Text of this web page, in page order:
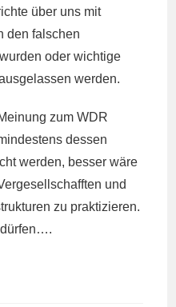
über uns mit
den falschen
oder wichtige
werden.
zum WDR
dessen
werden, besser wäre
und
zu praktizieren.
dürfen….